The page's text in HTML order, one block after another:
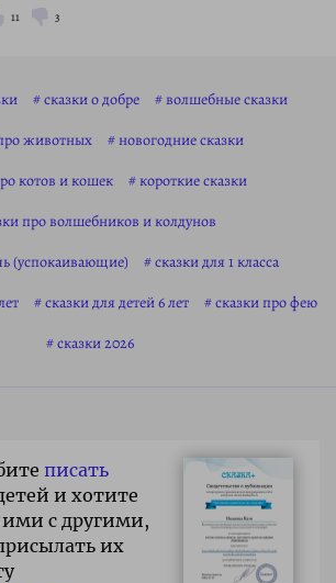
11 3
сказки о добре
волшебные сказки
животных
новогодние сказки
котов и кошек
короткие сказки
про волшебников и колдунов
(успокаивающие)
сказки для 1 класса
сказки для детей 6 лет
сказки про фею
сказки 2026
писать
и хотите
ими с другими,
их